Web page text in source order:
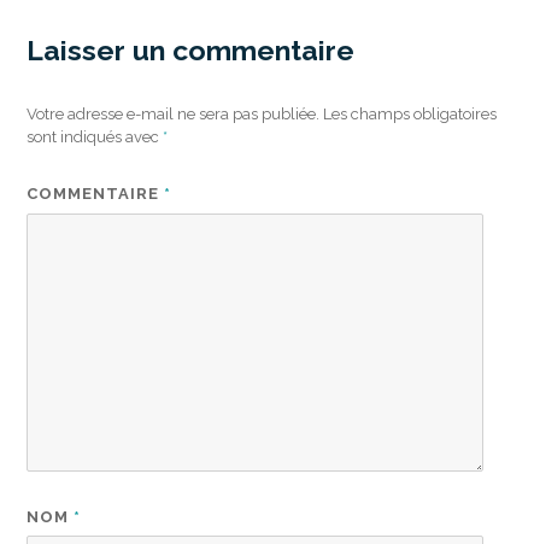
Laisser un commentaire
Votre adresse e-mail ne sera pas publiée. Les champs obligatoires
sont indiqués avec *
COMMENTAIRE *
NOM *